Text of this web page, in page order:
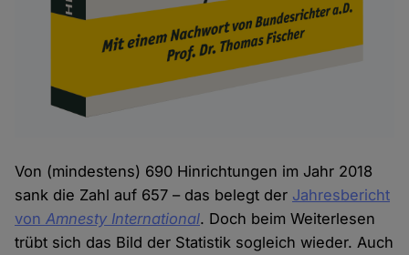
Von (mindestens) 690 Hinrichtungen im Jahr 2018
sank die Zahl auf 657 – das belegt der Jahresbericht
vonAmnesty International. Doch beim Weiterlesen
trübt sich das Bild der Statistik sogleich wieder. Auch